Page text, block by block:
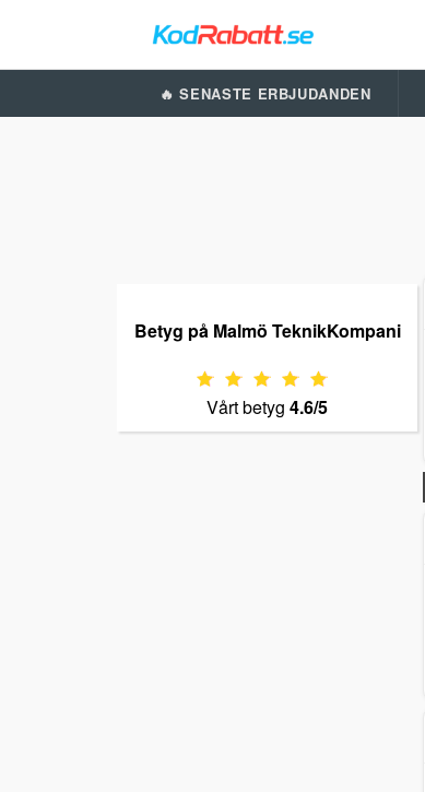
🔥 SENASTE ERBJUDANDEN
Betyg på Malmö TeknikKompani
Vårt betyg 4.6/5